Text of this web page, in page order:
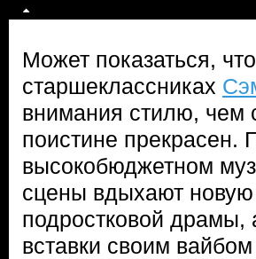
Может показаться,
старшеклассниках
внимания стилю, чем
поистине прекрасен.
высокобюджетном
сцены вдыхают
подростковой
вставки своим